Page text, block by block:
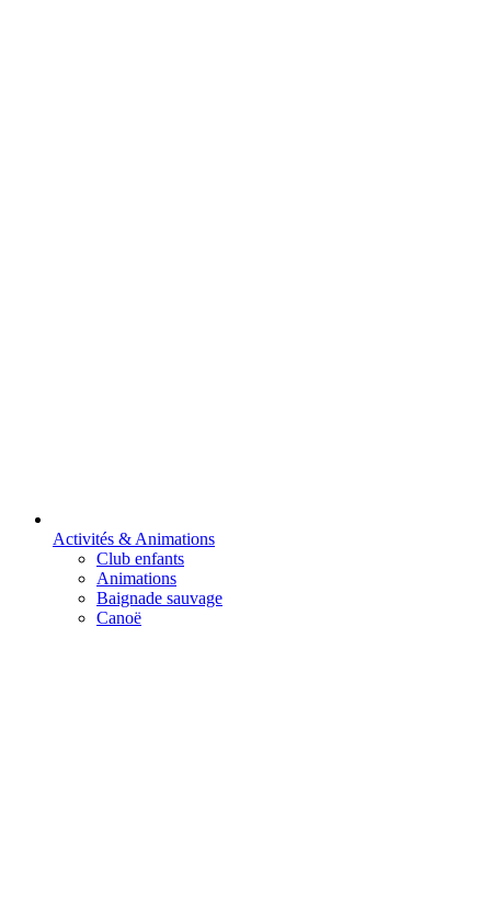
Activités & Animations
Club enfants
Animations
Baignade sauvage
Canoë